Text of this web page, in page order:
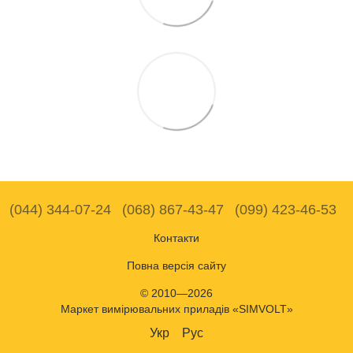
(044) 344-07-24 (068) 867-43-47 (099) 423-46-53
Контакти
Повна версія сайту
© 2010—2026
Маркет вимірювальних приладів «SIMVOLT»
Укр Рус